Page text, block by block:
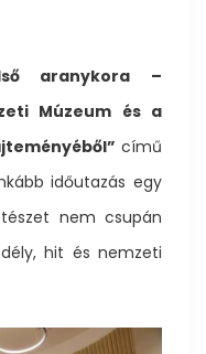
aranykora –
Múzeum és a
című
időutazás egy
nem csupán
hit és nemzeti